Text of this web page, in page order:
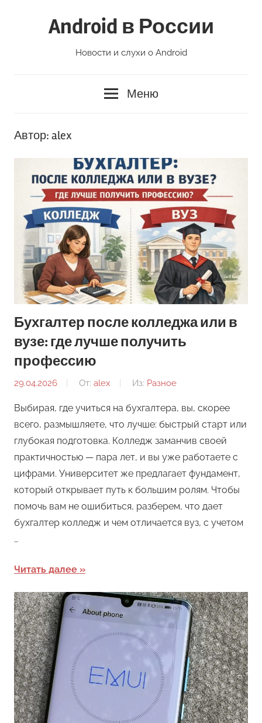
Android в России
Новости и слухи о Android
Меню
Автор: alex
Бухгалтер после колледжа или в
вузе: где лучше получить
профессию
29.04.2026 От: alex Из: Разное
Выбирая, где учиться на бухгалтера, вы, скорее
всего, размышляете, что лучше: быстрый старт или
глубокая подготовка. Колледж заманчив своей
практичностью — пара лет, и вы уже работаете с
цифрами. Университет же предлагает фундамент,
который открывает путь к большим ролям. Чтобы
помочь вам не ошибиться, разберем, что дает
бухгалтер колледж и чем отличается вуз, с учетом
…
Читать далее